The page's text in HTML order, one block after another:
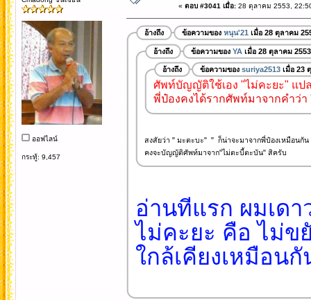
ออฟไลน์
กระทู้: 9,457
« ตอบ #3041 เมื่อ:28 ตุลาคม 2553,
อ้างถึง ข้อความของ หนุน'21 เมื่อ 28 ตุลาคม
อ้างถึง ข้อความของ YAเมื่อ 28 ตุลาคม
อ้างถึง ข้อความของ suriya2513เมื่อ 23
ศัพท์บัญญัติใช้เอง "ไม่คะยะ" แปล
พี่ป๋องคงได้รากศัพท์มาจากคำว่า
สงสัยว่า " มะตะบะ" " ก็น่าจะมาจากพี่ป๋องเหมือนกัน
คงจะบัญญัติศัพท์มาจาก"ไม่ตะบี้ตะบัน" สิครับ
อ่านทีแรก ผมเดา
ไม่คะยะ คือ ไม่ข
ใกล้เคียงเหมือน